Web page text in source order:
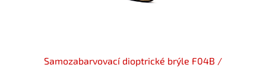
Samozabarvovací dioptrické brýle F04B /